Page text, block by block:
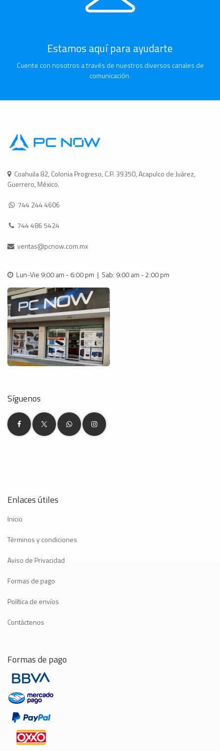
Estamos aquí para ayudarte
Cuente con nosotros a través de nuestros diversos canales de
comunicación.
Coahuila 82, Colonia Progreso, C.P. 39350, Acapulco de Juárez,
Guerrero, México.
744 244 4606
744 486 5424
ventas@pcnow.com.mx
Lun-Vie 9:00 am - 6:00 pm | Sab: 9:00 am - 2:00 pm
Síguenos
Enlaces útiles
Inicio
Términos y condiciones
Aviso de Privacidad
Formas de pago
Política de envíos
Contáctenos
Formas de pago